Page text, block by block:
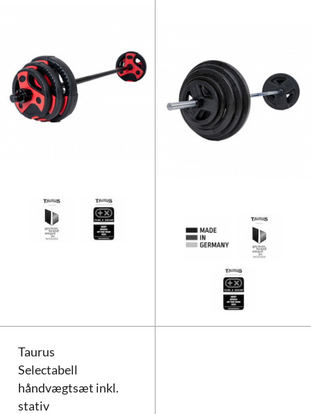
Taurus
Selectabell
håndvægtsæt inkl.
stativ